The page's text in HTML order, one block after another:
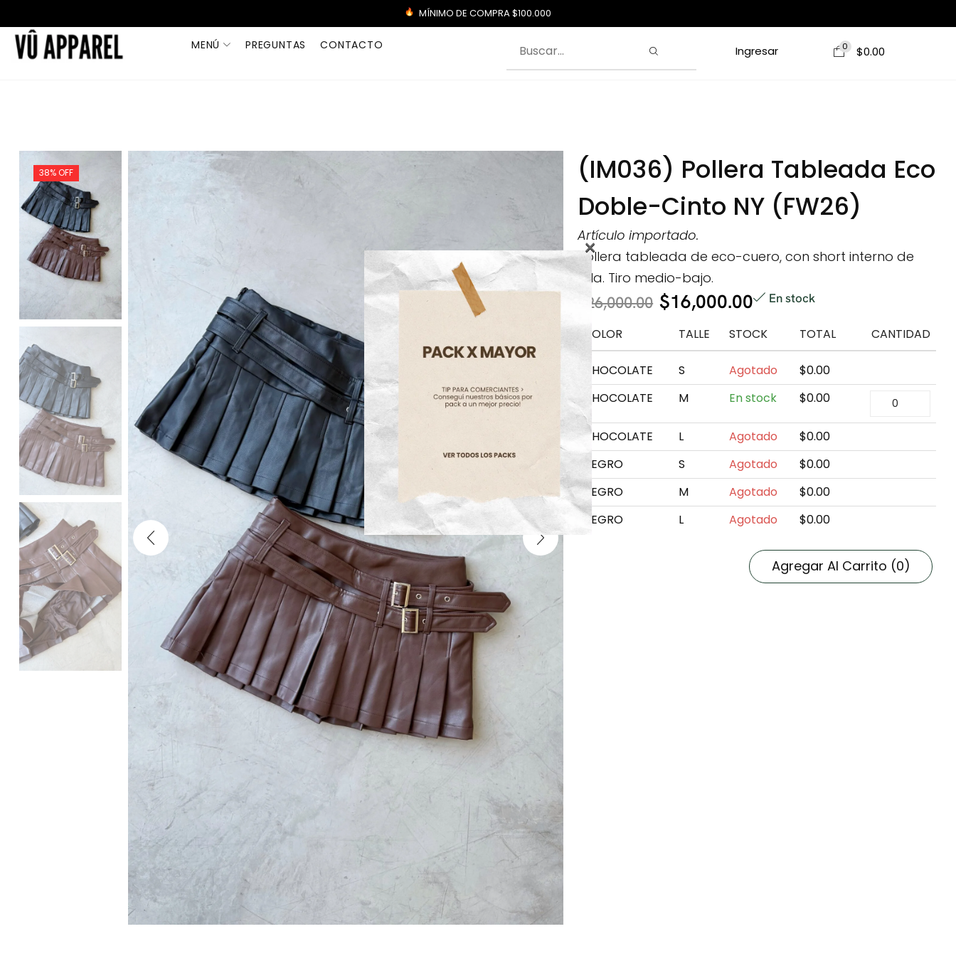
MÍNIMO DE COMPRA $100.000
MENÚ PREGUNTAS CONTACTO Ingresar 0 $0.00
38% OFF
(IM036) Pollera Tableada Eco
Doble-Cinto NY (FW26)
Artículo importado.
Pollera tableada de eco-cuero, con short interno de
tela. Tiro medio-bajo.
26,000.00 $16,000.00 En stock
COLOR TALLE STOCK TOTAL CANTIDAD
CHOCOLATE S Agotado $0.00
CHOCOLATE
M En stock $0.00
CHOCOLATE L Agotado $0.00
NEGRO
S Agotado $0.00
NEGRO
M Agotado $0.00
NEGRO
L Agotado $0.00
Agregar Al Carrito (0)
×